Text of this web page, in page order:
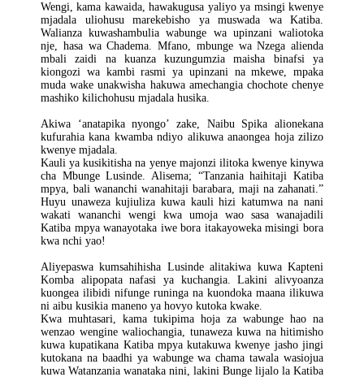
Wengi, kama kawaida, hawakugusa yaliyo ya msingi kwenye
mjadala uliohusu marekebisho ya muswada wa Katiba.
Walianza kuwashambulia wabunge wa upinzani waliotoka
nje, hasa wa Chadema. Mfano, mbunge wa Nzega alienda
mbali zaidi na kuanza kuzungumzia maisha binafsi ya
kiongozi wa kambi rasmi ya upinzani na mkewe, mpaka
muda wake unakwisha hakuwa amechangia chochote chenye
mashiko kilichohusu mjadala husika.
Akiwa ‘anatapika nyongo’ zake, Naibu Spika alionekana
kufurahia kana kwamba ndiyo alikuwa anaongea hoja zilizo
kwenye mjadala.
Kauli ya kusikitisha na yenye majonzi ilitoka kwenye kinywa
cha Mbunge Lusinde. Alisema; “Tanzania haihitaji Katiba
mpya, bali wananchi wanahitaji barabara, maji na zahanati.”
Huyu unaweza kujiuliza kuwa kauli hizi katumwa na nani
wakati wananchi wengi kwa umoja wao sasa wanajadili
Katiba mpya wanayotaka iwe bora itakayoweka misingi bora
kwa nchi yao!
Aliyepaswa kumsahihisha Lusinde alitakiwa kuwa Kapteni
Komba alipopata nafasi ya kuchangia. Lakini alivyoanza
kuongea ilibidi nifunge runinga na kuondoka maana ilikuwa
ni aibu kusikia maneno ya hovyo kutoka kwake.
Kwa muhtasari, kama tukipima hoja za wabunge hao na
wenzao wengine waliochangia, tunaweza kuwa na hitimisho
kuwa kupatikana Katiba mpya kutakuwa kwenye jasho jingi
kutokana na baadhi ya wabunge wa chama tawala wasiojua
kuwa Watanzania wanataka nini, lakini Bunge lijalo la Katiba